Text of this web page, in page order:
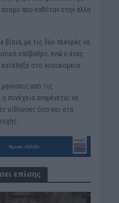
άτομο που καθόταν στην άλλη
βίαια, με τις δύο πλευρές να
υπόβαθρο, ενώ ο ένας
στο νοσοκομείο.
από τις
συνέχεια αναμένεται να
αίθουσες όσο και στα
επίσης